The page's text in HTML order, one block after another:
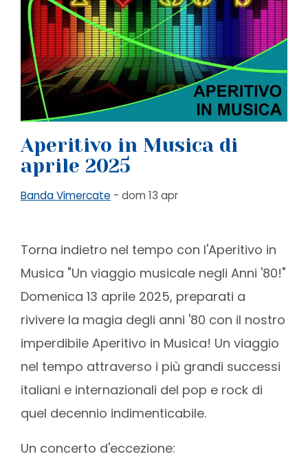
Aperitivo in Musica di
aprile 2025
Banda Vimercate - dom 13 apr
Torna indietro nel tempo con l'Aperitivo in
Musica "Un viaggio musicale negli Anni '80!"
Domenica 13 aprile 2025, preparati a
rivivere la magia degli anni '80 con il nostro
imperdibile Aperitivo in Musica! Un viaggio
nel tempo attraverso i più grandi successi
italiani e internazionali del pop e rock di
quel decennio indimenticabile.
Un concerto d'eccezione: